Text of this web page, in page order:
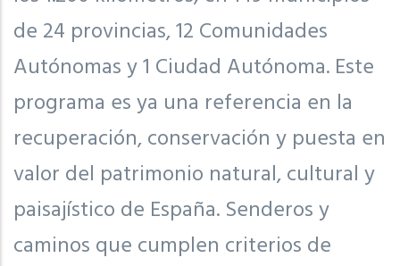
de 24 provincias, 12 Comunidades
Autónomas y 1 Ciudad Autónoma. Este
programa es ya una referencia en la
recuperación, conservación y puesta en
valor del patrimonio natural, cultural y
paisajístico de España. Senderos y
caminos que cumplen criterios de